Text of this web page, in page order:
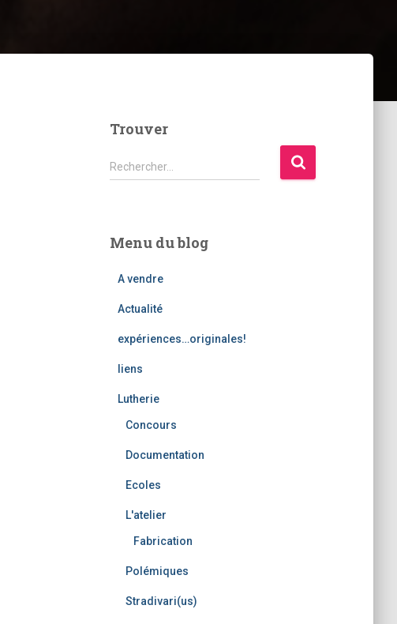
Trouver
R
e
r
Rechercher…
Menu du blog
A vendre
Actualité
expériences…originales!
liens
Lutherie
Concours
Documentation
Ecoles
L'atelier
Fabrication
Polémiques
Stradivari(us)